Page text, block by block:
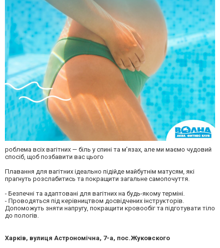
роблема всіх вагітних — біль у спині та м’язах, але ми маємо чудовий
спосіб, щоб позбавити вас цього
Плавання для вагітних ідеально підійде майбутнім матусям, які
прагнуть розслабитись та покращити загальне самопочуття.
- Безпечні та адаптовані для вагітних на будь-якому терміні.
- Проводяться під керівництвом досвідчених інструкторів.
Допоможуть зняти напругу, покращити кровообіг та підготувати тіло
до пологів.
Харків, вулиця Астрономічна, 7-а, пос.Жуковского